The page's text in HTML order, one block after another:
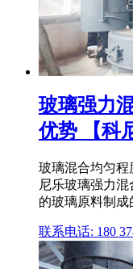
玻璃强力
优势 【科
玻璃混合均匀
尼乐玻璃强力
的玻璃原料制成
联系电话: 180